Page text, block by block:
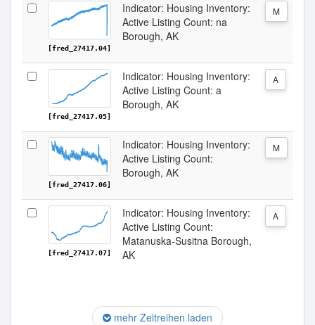
[fred_27417.04]
Indicator: Housing Inventory:
Active Listing Count: na
Borough, AK
M
[fred_27417.05]
Indicator: Housing Inventory:
Active Listing Count: a
Borough, AK
A
[fred_27417.06]
Indicator: Housing Inventory:
Active Listing Count:
Borough, AK
M
[fred_27417.07]
Indicator: Housing Inventory:
Active Listing Count:
Matanuska-Susitna Borough,
AK
A
mehr Zeitreihen laden